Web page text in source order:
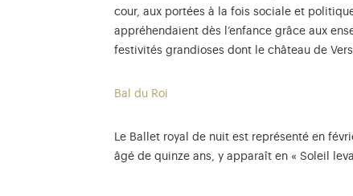
cour, aux portées à la fois sociale et
appréhendaient dès l’enfance grâce aux
festivités grandioses dont le château de
Bal du Roi
Le Ballet royal de nuit est représenté en
âgé de quinze ans, y apparaît en « Soleil